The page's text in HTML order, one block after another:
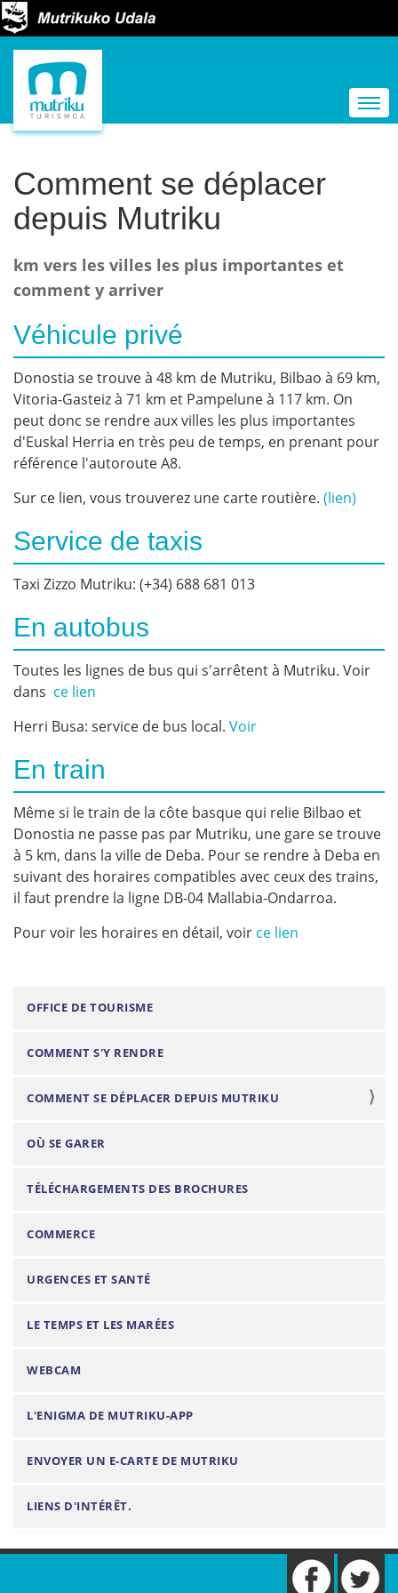
v
Comment se déplacer
depuis Mutriku
km vers les villes les plus importantes et
comment y arriver
Véhicule privé
Donostia se trouve à 48 km de Mutriku, Bilbao à 69 km,
Vitoria-Gasteiz à 71 km et Pampelune à 117 km. On
peut donc se rendre aux villes les plus importantes
d'Euskal Herria en très peu de temps, en prenant pour
référence l'autoroute A8.
Sur ce lien, vous trouverez une carte routière. (lien)
Service de taxis
Taxi Zizzo Mutriku: (+34) 688 681 013
En autobus
Toutes les lignes de bus qui s'arrêtent à Mutriku. Voir
dans ce lien
Herri Busa: service de bus local. Voir
En train
Même si le train de la côte basque qui relie Bilbao et
Donostia ne passe pas par Mutriku, une gare se trouve
à 5 km, dans la ville de Deba. Pour se rendre à Deba en
suivant des horaires compatibles avec ceux des trains,
il faut prendre la ligne DB-04 Mallabia-Ondarroa.
Pour voir les horaires en détail, voir ce lien
N
v
g
a
i
n
OFFICE DE TOURISME
COMMENT S'Y RENDRE
COMMENT SE DÉPLACER DEPUIS MUTRIKU
OÙ SE GARER
TÉLÉCHARGEMENTS DES BROCHURES
COMMERCE
URGENCES ET SANTÉ
LE TEMPS ET LES MARÉES
WEBCAM
L'ENIGMA DE MUTRIKU-APP
ENVOYER UN E-CARTE DE MUTRIKU
LIENS D'INTÉRÊT.